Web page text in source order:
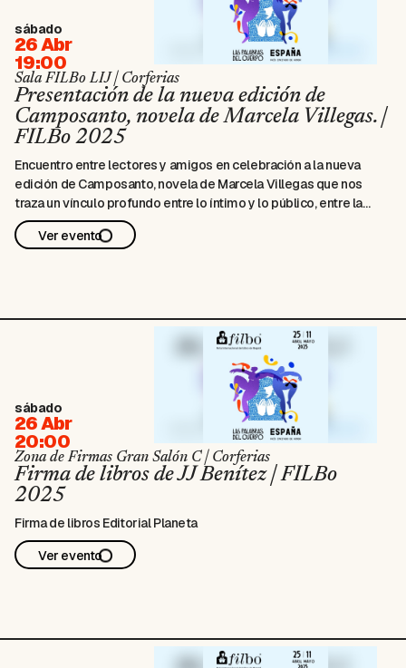
sábado
26 Abr
19:00
Sala FILBo LIJ | Corferias
Presentación de la nueva edición de
Camposanto, novela de Marcela Villegas. |
FILBo 2025
Encuentro entre lectores y amigos en celebración a la nueva
edición de Camposanto, novela de Marcela Villegas que nos
traza un vínculo profundo entre lo íntimo y lo público, entre la
memoria personal y la herida colectiva.donde se refractan
múltiples luces: el duelo, el recuerdo, la rabia, el perdón, la
Ver evento
sábado
26 Abr
20:00
Zona de Firmas Gran Salón C | Corferias
Firma de libros de JJ Benítez | FILBo
2025
Firma de libros Editorial Planeta
Ver evento